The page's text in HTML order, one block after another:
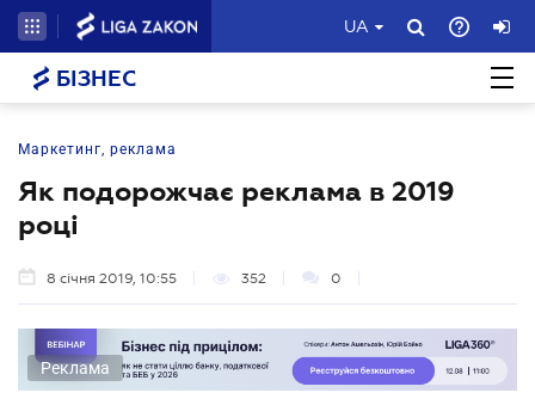
UA
БІЗНЕС
Маркетинг, реклама
Як подорожчає реклама в 2019
році
8 січня 2019, 10:55 352 0
Реклама